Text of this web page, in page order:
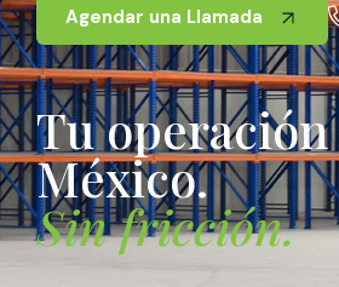
Agendar una Llamada
Tu operación
México.
Sinfricción.